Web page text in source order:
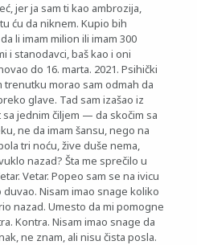
jer ja sam ti kao ambrozija,
ću da niknem. Kupio bih
li imam milion ili imam 300
i stanodavci, baš kao i oni
do 16. marta. 2021. Psihički
morao sam odmah da
glave. Tad sam izašao iz
jednim čiljem — da skočim sa
ne da imam šansu, nego na
tri noću, žive duše nema,
nazad? Šta me sprečilo u
Vetar. Popeo sam se na ivicu
Nisam imao snage koliko
nazad. Umesto da mi pomogne
Kontra. Nisam imao snage da
ne znam, ali nisu čista posla.